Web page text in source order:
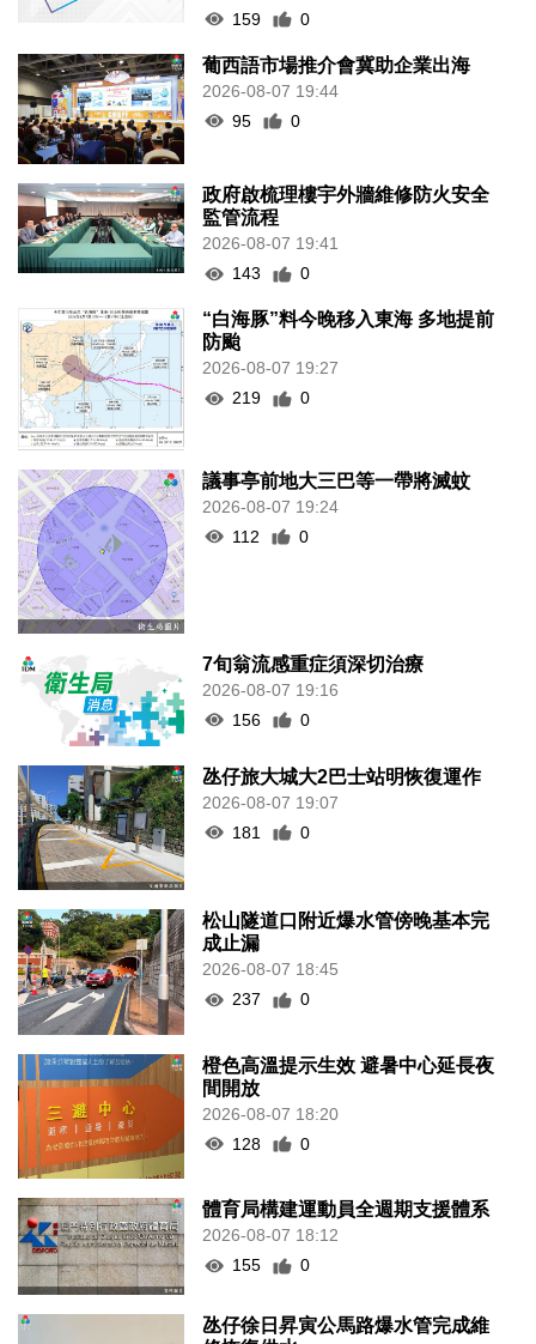
159 0
葡西語市場推介會冀助企業出海
2026-08-07 19:44
95
0
政府啟梳理樓宇外牆維修防火安全
監管流程
2026-08-07 19:41
143
0
“白海豚”料今晚移入東海 多地提前
防颱
2026-08-07 19:27
219
0
議事亭前地大三巴等一帶將滅蚊
2026-08-07 19:24
112
0
7旬翁流感重症須深切治療
2026-08-07 19:16
156
0
氹仔旅大城大2巴士站明恢復運作
2026-08-07 19:07
181
0
松山隧道口附近爆水管傍晚基本完
成止漏
2026-08-07 18:45
237
0
橙色高溫提示生效 避暑中心延長夜
間開放
2026-08-07 18:20
128
0
體育局構建運動員全週期支援體系
2026-08-07 18:12
155
0
氹仔徐日昇寅公馬路爆水管完成維